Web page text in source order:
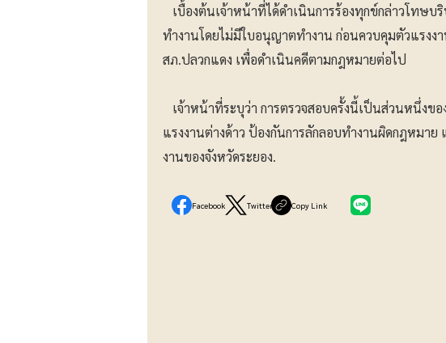
เบื้องต้นเจ้าหน้าที่ได้ดำเนินการร้องทุกข์กล่าวโทษ
ทำงานโดยไม่มีใบอนุญาตทำงาน ก่อนควบคุมตัวแรงง
สภ.ปลวกแดง เพื่อดำเนินคดีตามกฎหมายต่อไป
เจ้าหน้าที่ระบุว่า การตรวจสอบครั้งนี้เป็นส่วนหนึ่งขอ
แรงงานต่างด้าว ป้องกันการลักลอบทำงานผิดกฎหมาย
งานของจังหวัดระยอง.
Facebook Twitter Copy Link